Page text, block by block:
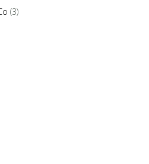
(3)